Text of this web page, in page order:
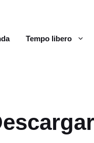
Tempo libero